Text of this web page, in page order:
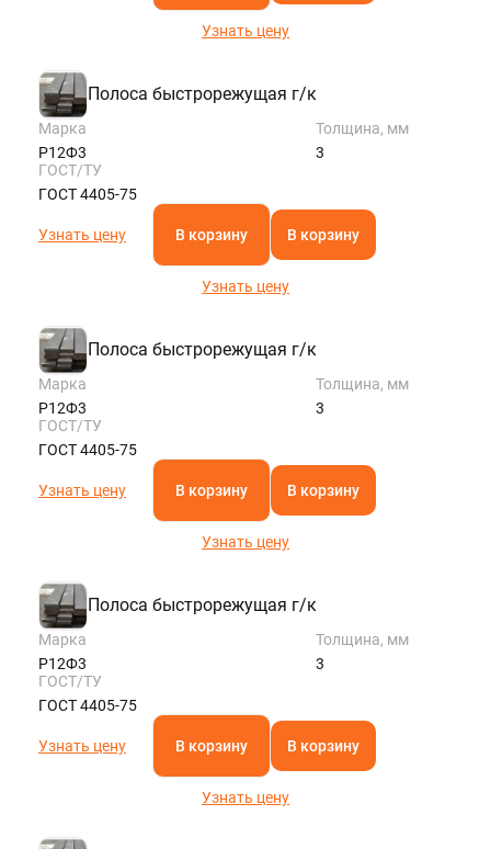
Узнать цену
Полоса быстрорежущая г/к
Марка
Р12Ф3
Толщина, мм
3
ГОСТ/ТУ
ГОСТ 4405-75
Узнать цену В корзину В корзину
Узнать цену
Полоса быстрорежущая г/к
Марка
Р12Ф3
Толщина, мм
3
ГОСТ/ТУ
ГОСТ 4405-75
Узнать цену В корзину В корзину
Узнать цену
Полоса быстрорежущая г/к
Марка
Р12Ф3
Толщина, мм
3
ГОСТ/ТУ
ГОСТ 4405-75
Узнать цену В корзину В корзину
Узнать цену